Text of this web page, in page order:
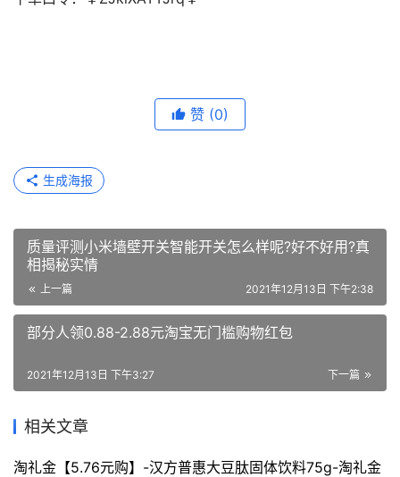
赞 (0)
生成海报
质量评测小米墙壁开关智能开关怎么样呢?好不好用?真
相揭秘实情
上一篇 2021年12月13日 下午2:38
部分人领0.88-2.88元淘宝无门槛购物红包
下一篇
2021年12月13日 下午3:27
相关文章
淘礼金【5.76元购】-汉方普惠大豆肽固体饮料75g-淘礼金